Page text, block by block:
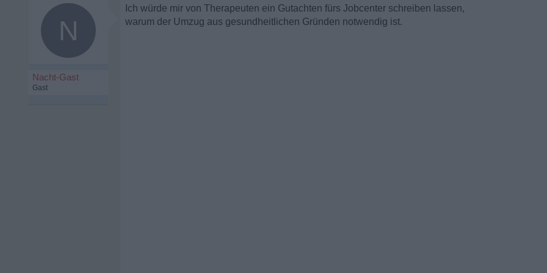
N
Nacht-Gast
Gast
Ich würde mir von Therapeuten ein Gutachten fürs Jobcenter schreiben lassen,
warum der Umzug aus gesundheitlichen Gründen notwendig ist.